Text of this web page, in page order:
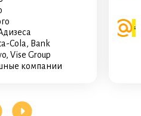
Cola, Bank
Vise Group
компании